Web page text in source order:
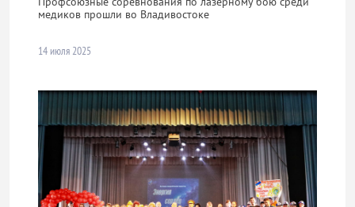
медиков прошли во Владивостоке
14 июля 2025